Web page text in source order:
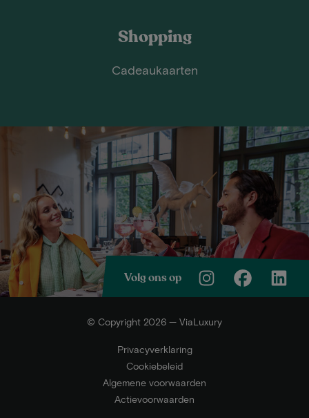
Shopping
Cadeaukaarten
Volg ons op
© Copyright 2026 — ViaLuxury
Privacyverklaring
Cookiebeleid
Algemene voorwaarden
Actievoorwaarden